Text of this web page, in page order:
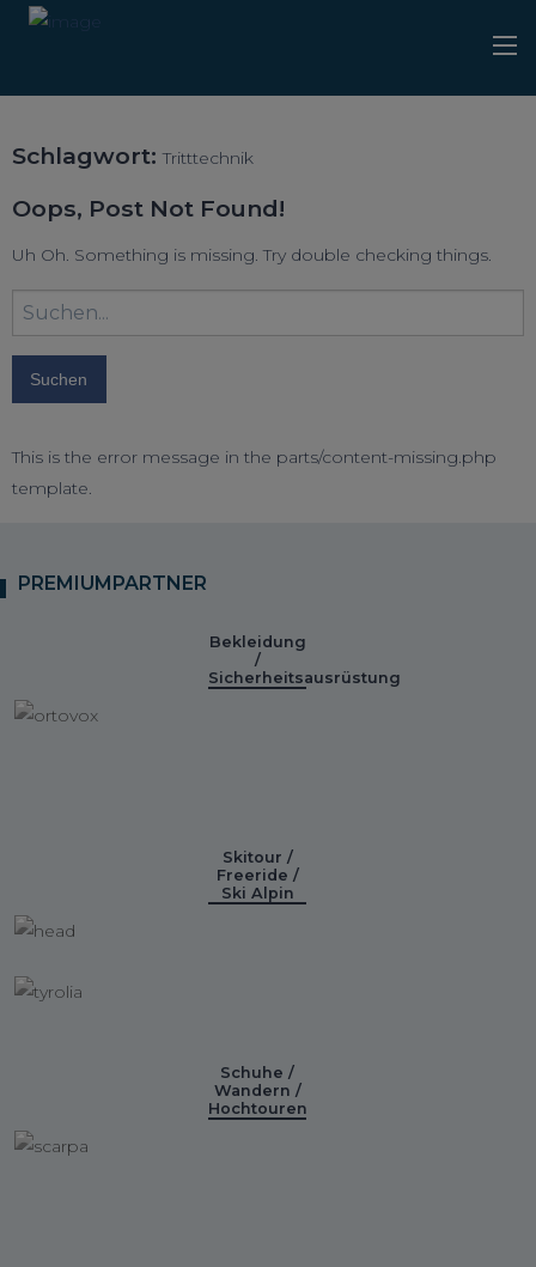
Schlagwort:Tritttechnik
Oops, Post Not Found!
Uh Oh. Something is missing. Try double checking things.
Suchbegriff
eingeben:
This is the error message in the parts/content-missing.php
template.
PREMIUMPARTNER
Bekleidung
/
Sicherheitsausrüstung
Skitour /
Freeride /
Ski Alpin
Schuhe /
Wandern /
Hochtouren